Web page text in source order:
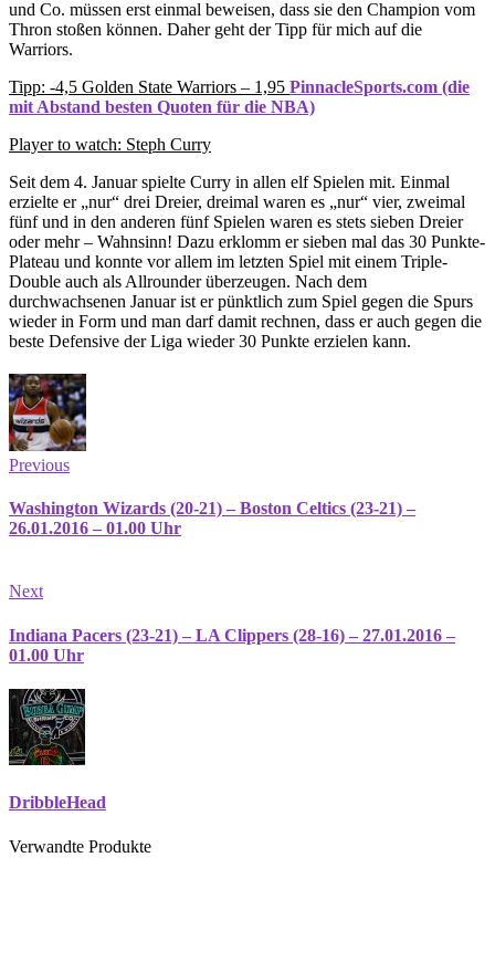
und Co. müssen erst einmal beweisen, dass sie den Champion vom
Thron stoßen können. Daher geht der Tipp für mich auf die
Warriors.
Tipp: -4,5 Golden State Warriors – 1,95 PinnacleSports.com (die
mit Abstand besten Quoten für die NBA)
Player to watch: Steph Curry
Seit dem 4. Januar spielte Curry in allen elf Spielen mit. Einmal
erzielte er „nur“ drei Dreier, dreimal waren es „nur“ vier, zweimal
fünf und in den anderen fünf Spielen waren es stets sieben Dreier
oder mehr – Wahnsinn! Dazu erklomm er sieben mal das 30 Punkte-
Plateau und konnte vor allem im letzten Spiel mit einem Triple-
Double auch als Allrounder überzeugen. Nach dem
durchwachsenen Januar ist er pünktlich zum Spiel gegen die Spurs
wieder in Form und man darf damit rechnen, dass er auch gegen die
beste Defensive der Liga wieder 30 Punkte erzielen kann.
Previous
Washington Wizards (20-21) – Boston Celtics (23-21) –
26.01.2016 – 01.00 Uhr
Next
Indiana Pacers (23-21) – LA Clippers (28-16) – 27.01.2016 –
01.00 Uhr
DribbleHead
Verwandte Produkte